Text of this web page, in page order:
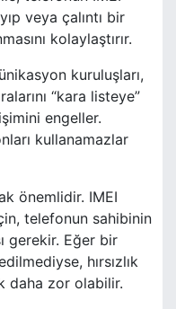
veya çalıntı bir
kolaylaştırır.
kuruluşları,
“kara listeye”
engeller.
kullanamazlar
önemlidir. IMEI
telefonun sahibinin
gerekir. Eğer bir
hırsızlık
daha zor olabilir.